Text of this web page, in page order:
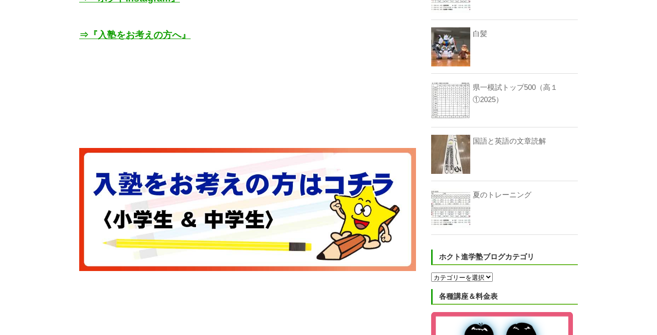
⇒『入塾をお考えの方へ』 白髪
県一模試トップ500（高１
①2025）
国語と英語の文章読解
夏のトレーニング
ホクト進学塾ブログカテゴリ
ホ
ク
ト
学
塾
各種講座＆料金表